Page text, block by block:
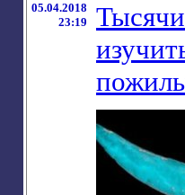
05.04.2018
23:19